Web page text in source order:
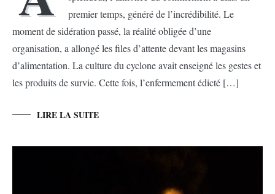
premier temps, généré de l’incrédibilité. Le
moment de sidération passé, la réalité obligée d’une
organisation, a allongé les files d’attente devant les magasins
d’alimentation. La culture du cyclone avait enseigné les gestes et
les produits de survie. Cette fois, l’enfermement édicté […]
LIRE LA SUITE